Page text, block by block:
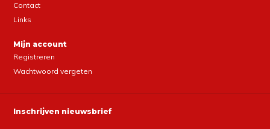
Contact
Links
Mijn account
Registreren
Wachtwoord vergeten
Inschrijven nieuwsbrief